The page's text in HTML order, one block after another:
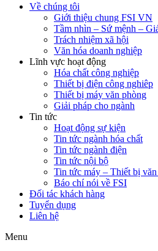
Về chúng tôi
Giới thiệu chung FSI VN
Tầm nhìn – Sứ mệnh –
Trách nhiệm xã hội
Văn hóa doanh nghiệp
Lĩnh vực hoạt động
Hóa chất công nghiệp
Thiết bị điện công nghiêp
Thiết bị máy văn phòng
Giải pháp cho ngành
Tin tức
Hoạt động sự kiện
Tin tức ngành hóa chất
Tin tức ngành điện
Tin tức nội bộ
Tin tức máy – Thiết bị
Báo chí nói về FSI
Đối tác khách hàng
Tuyển dụng
Liên hệ
Menu